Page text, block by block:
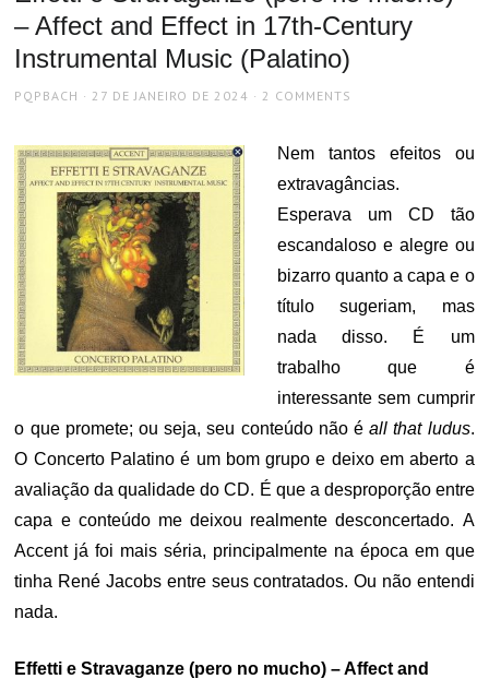
– Affect and Effect in 17th-Century
Instrumental Music (Palatino)
AUTHOR
PQPBACH
POSTED
27 DE JANEIRO DE 2024 2 COMMENTS
Nem tantos efeitos ou
extravagâncias.
Esperava um CD tão
escandaloso e alegre ou
bizarro quanto a capa e o
título sugeriam, mas
nada disso. É um
trabalho que é
interessante sem cumprir
o que promete; ou seja, seu conteúdo não éall that ludus.
O Concerto Palatino é um bom grupo e deixo em aberto a
avaliação da qualidade do CD. É que a desproporção entre
capa e conteúdo me deixou realmente desconcertado. A
Accent já foi mais séria, principalmente na época em que
tinha René Jacobs entre seus contratados. Ou não entendi
nada.
Effetti e Stravaganze (pero no mucho) – Affect and